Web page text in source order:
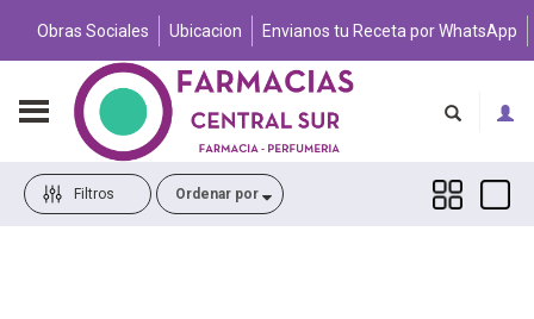
Obras Sociales Ubicacion Envianos tu Receta por WhatsApp
Filtros